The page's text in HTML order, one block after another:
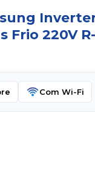
Frio 220V
Com Wi-Fi